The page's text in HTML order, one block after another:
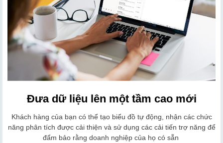
Đưa dữ liệu lên một tầm cao mới
Khách hàng của bạn có thể tạo biểu đồ tự động, nhận các chức
năng phân tích được cải thiện và sử dụng các cải tiến trợ năng để
đẩm bảo rằng doanh nghiệp của họ có sẵn